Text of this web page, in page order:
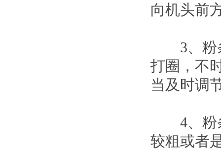
向机头前
3、粉条
打圈，不
当及时调
4、粉条
较粗或者